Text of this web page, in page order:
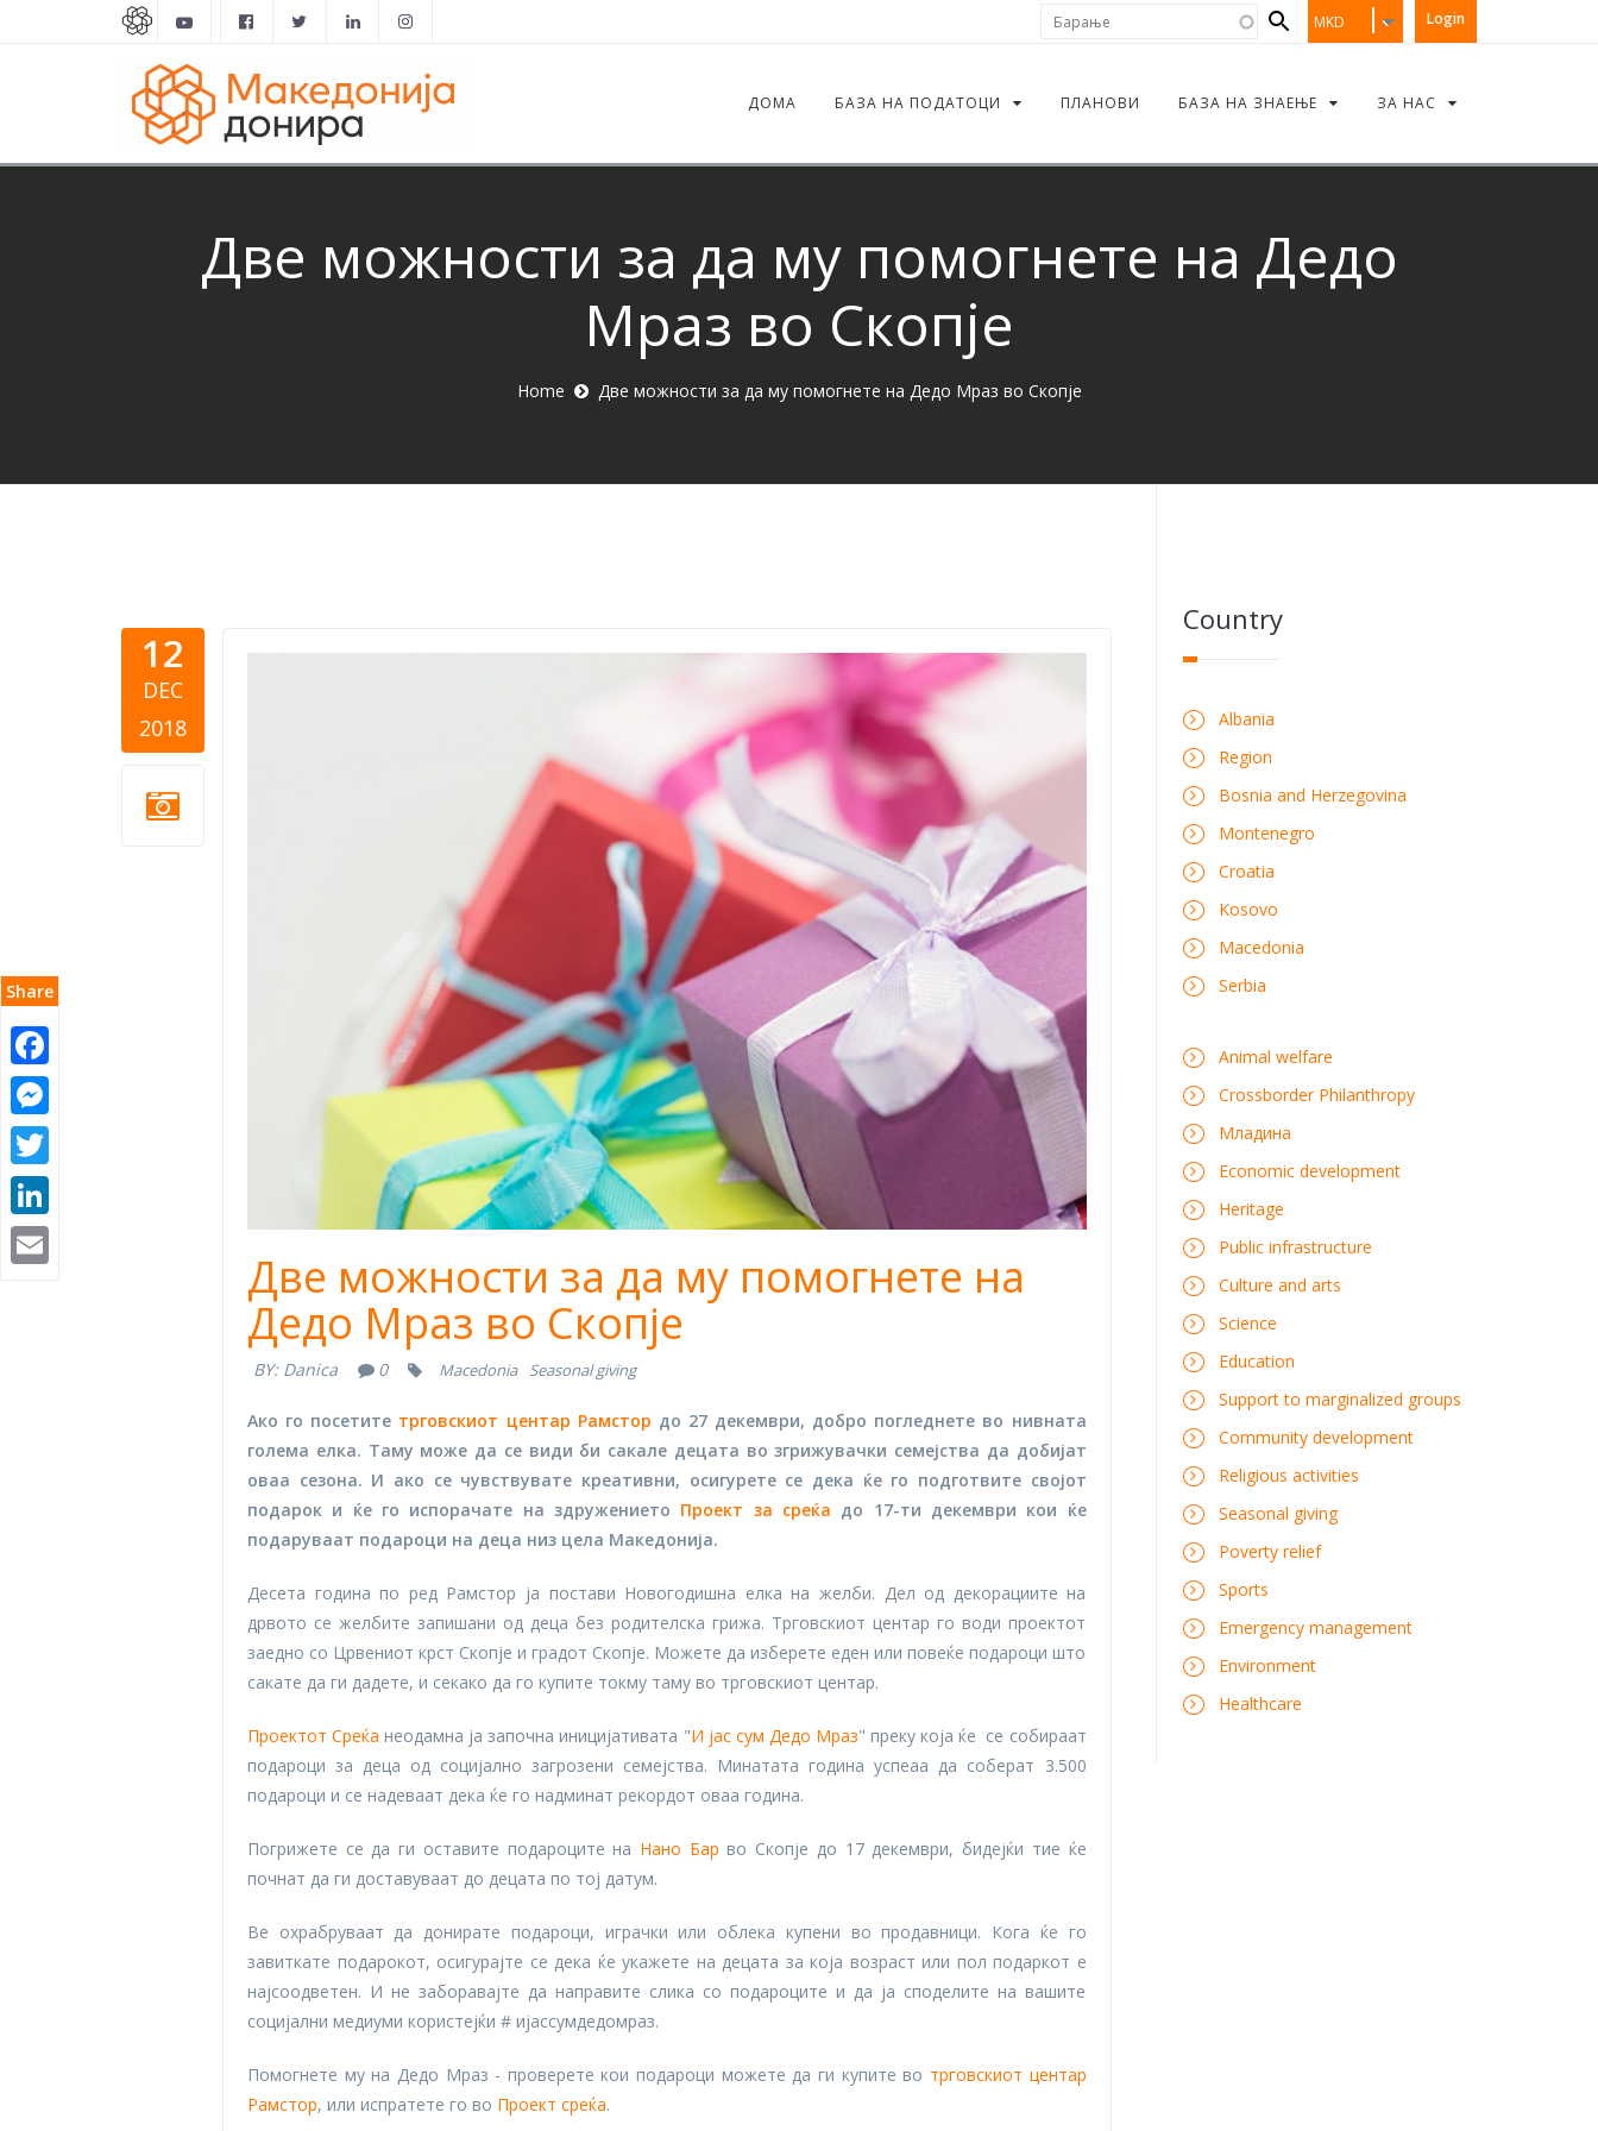
Login
MKD
Search
form
ДОМА БАЗА НА ПОДАТОЦИ ПЛАНОВИ БАЗА НА ЗНАЕЊЕ ЗА НАС
Две можности за да му помогнете на Дедо
Мраз во Скопје
Home Две можности за да му помогнете на Дедо Мраз во Скопје
12
DEC
2018
Share
Две можности за да му помогнете на
Дедо Мраз во Скопје
BY: Danica 0 Macedonia Seasonal giving
Ако го посетите трговскиот центар Рамстор до 27 декември, добро погледнете во нивната
голема елка. Таму може да се види би сакале децата во згрижувачки семејства да добијат
оваа сезона. И ако се чувствувате креативни, осигурете се дека ќе го подготвите својот
подарок и ќе го испорачате на здружението Проект за среќа до 17-ти декември кои ќе
подаруваат подароци на деца низ цела Македонија.
Десета година по ред Рамстор ја постави Новогодишна елка на желби. Дел од декорациите на
дрвото се желбите запишани од деца без родителска грижа. Трговскиот центар го води проектот
заедно со Црвениот крст Скопје и градот Скопје. Можете да изберете еден или повеќе подароци што
сакате да ги дадете, и секако да го купите токму таму во трговскиот центар.
Проектот Среќа неодамна ја започна иницијативата "И јас сум Дедо Мраз" преку која ќе се собираат
подароци за деца од социјално загрозени семејства. Минатата година успеаа да соберат 3.500
подароци и се надеваат дека ќе го надминат рекордот оваа година.
Погрижете се да ги оставите подароците на Нано Бар во Скопје до 17 декември, бидејќи тие ќе
почнат да ги доставуваат до децата по тој датум.
Ве охрабруваат да донирате подароци, играчки или облека купени во продавници. Кога ќе го
завиткате подарокот, осигурајте се дека ќе укажете на децата за која возраст или пол подаркот е
најсоодветен. И не заборавајте да направите слика со подароците и да ја споделите на вашите
социјални медиуми користејќи # ијассумдедомраз.
Помогнете му на Дедо Мраз - проверете кои подароци можете да ги купите во трговскиот центар
Рамстор, или испратете го во Проект среќа.
Country
Albania
Region
Bosnia and Herzegovina
Montenegro
Croatia
Kosovo
Macedonia
Serbia
Animal welfare
Crossborder Philanthropy
Mладина
Economic development
Heritage
Public infrastructure
Culture and arts
Science
Education
Support to marginalized groups
Community development
Religious activities
Seasonal giving
Poverty relief
Sports
Emergency management
Environment
Healthcare